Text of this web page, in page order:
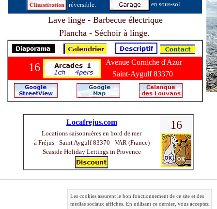
réversible. en sous-sol.
Lave linge - Barbecue électrique
Plancha - Séchoir à linge.
16
Avenue Corniche d'Azur
Saint-Aygulf 83370
Locafrejus.com
Locations saisonnières en bord de mer
à Fréjus - Saint Aygulf 83370 - VAR (France)
Seaside Holiday Lettings in Provence
16
Les cookies assurent le bon fonctionnement de ce site et des
médias sociaux affichés. En utilisant ce dernier, vous acceptez